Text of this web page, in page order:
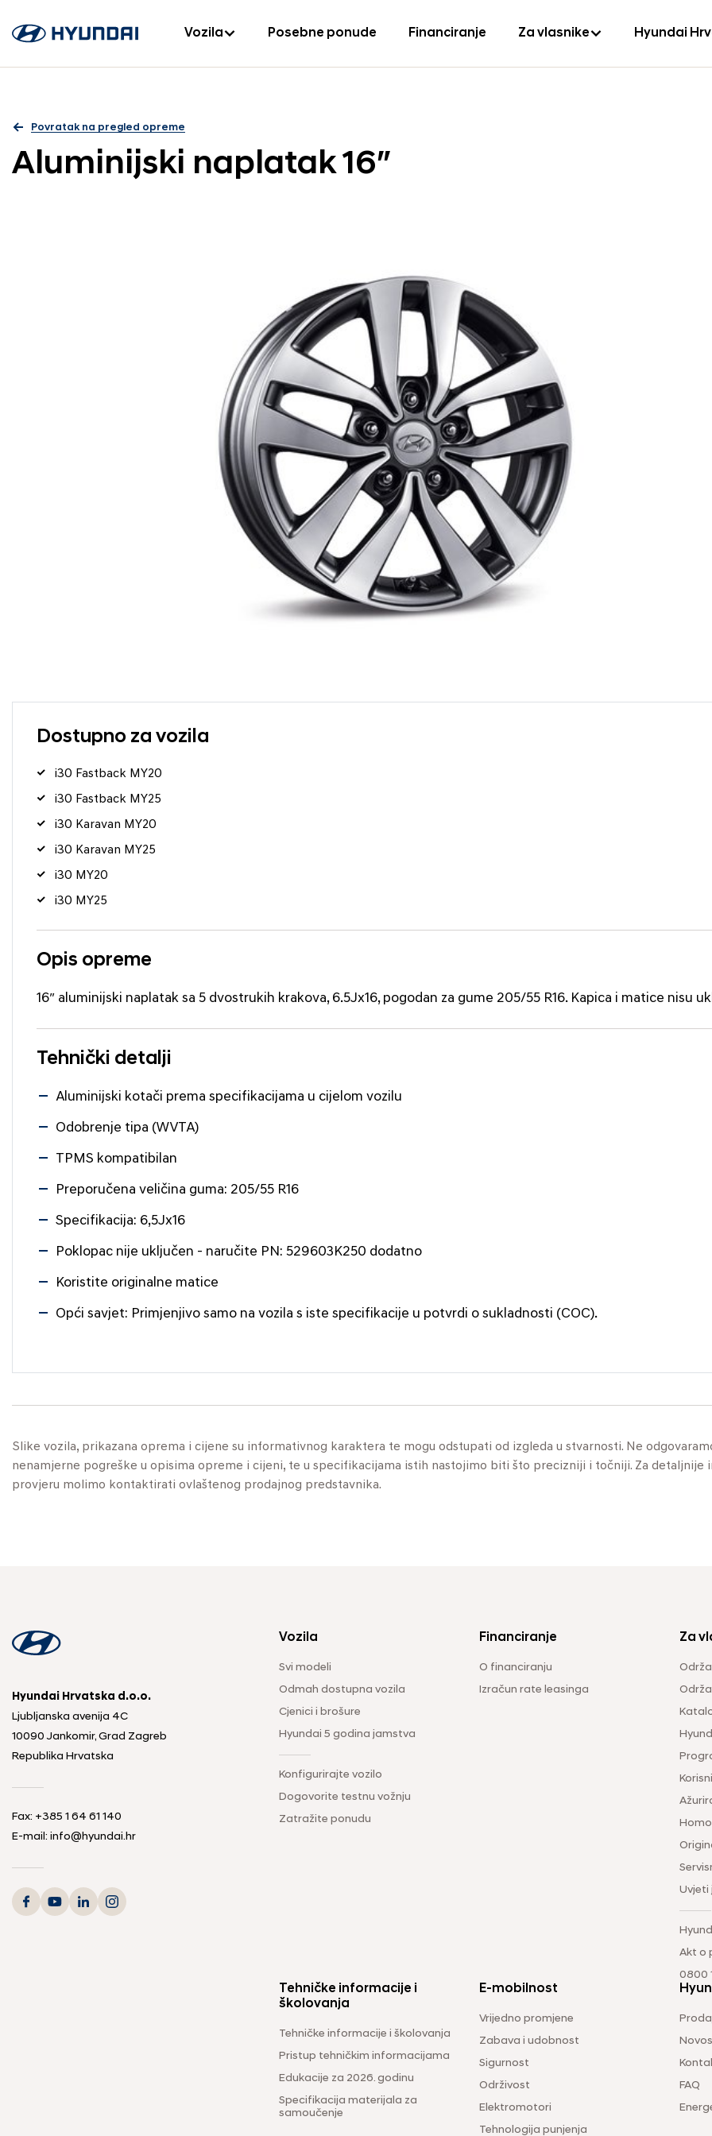
Vozila Posebne ponude Financiranje Za vlasnike Hyundai
Povratak na pregled opreme
Aluminijski naplatak 16″
Dostupno za vozila
i30 Fastback MY20
i30 Fastback MY25
i30 Karavan MY20
i30 Karavan MY25
i30 MY20
i30 MY25
Opis opreme
16″ aluminijski naplatak sa 5 dvostrukih krakova, 6.5Jx16, pogodan za gume 205/55 R16. Kapica i matice nisu
Tehnički detalji
Aluminijski kotači prema specifikacijama u cijelom vozilu
Odobrenje tipa (WVTA)
TPMS kompatibilan
Preporučena veličina guma: 205/55 R16
Specifikacija: 6,5Jx16
Poklopac nije uključen - naručite PN: 529603K250 dodatno
Koristite originalne matice
Opći savjet: Primjenjivo samo na vozila s iste specifikacije u potvrdi o sukladnosti (COC).
Slike vozila, prikazana oprema i cijene su informativnog karaktera te mogu odstupati od izgleda u stvarnosti. Ne
nenamjerne pogreške u opisima opreme i cijeni, te u specifikacijama istih nastojimo biti što precizniji i točniji. Za detaljnije
provjeru molimo kontaktirati ovlaštenog prodajnog predstavnika.
Hyundai Hrvatska d.o.o.
Ljubljanska avenija 4C
10090 Jankomir, Grad Zagreb
Republika Hrvatska
Fax: +385 1 64 61 140
E-mail: info@hyundai.hr
Vozila
Svi modeli
Odmah dostupna vozila
Cjenici i brošure
Hyundai 5 godina jamstva
Konfigurirajte vozilo
Dogovorite testnu vožnju
Zatražite ponudu
Financiranje
O financiranju
Izračun rate leasinga
Za
Uvjeti
Akt o
0800
Tehničke informacije i
školovanja
Tehničke informacije i školovanja
Pristup tehničkim informacijama
Edukacije za 2026. godinu
Specifikacija materijala za
samoučenje
E-mobilnost
Vrijedno promjene
Zabava i udobnost
Sigurnost
Održivost
Elektromotori
Tehnologija punjenja
FAQ